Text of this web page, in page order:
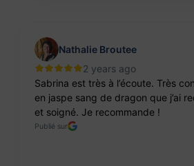
Nathalie Broutee
2 years ago
Sabrina est très à l’écoute. Très
en jaspe sang de dragon que j’ai
et soigné. Je recommande !
Publié sur